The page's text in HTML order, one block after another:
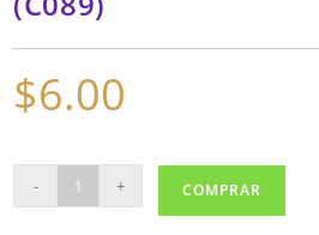
$6.00
ELASTICA
- + COMPRAR